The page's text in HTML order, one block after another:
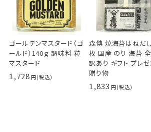
ゴールデンマスタード（ゴ
ールド）140ｇ 調味料 粒
マスタード
1,728
森傳 焼海苔はねだ
枚 国産 のり 海苔
訳あり ギフト プレゼ
贈り物
1,833